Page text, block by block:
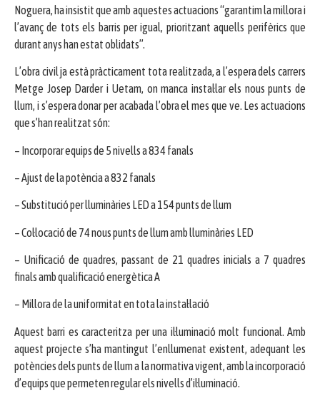
Noguera, ha insistit que amb aquestes actuacions “garantim la millora i
l’avanç de tots els barris per igual, prioritzant aquells perifèrics que
durant anys han estat oblidats”.
L’obra civil ja està pràcticament tota realitzada, a l’espera dels carrers
Metge Josep Darder i Uetam, on manca instal·lar els nous punts de
llum, i s’espera donar per acabada l’obra el mes que ve. Les actuacions
que s’han realitzat són:
– Incorporar equips de 5 nivells a 834 fanals
– Ajust de la potència a 832 fanals
– Substitució per lluminàries LED a 154 punts de llum
– Col·locació de 74 nous punts de llum amb lluminàries LED
– Unificació de quadres, passant de 21 quadres inicials a 7 quadres
finals amb qualificació energètica A
– Millora de la uniformitat en tota la instal·lació
Aquest barri es caracteritza per una il·luminació molt funcional. Amb
aquest projecte s’ha mantingut l’enllumenat existent, adequant les
potències dels punts de llum a la normativa vigent, amb la incorporació
d’equips que permeten regular els nivells d’il·luminació.